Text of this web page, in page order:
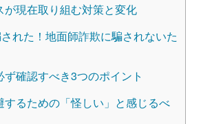
現在取り組む対策と変化
れた！地面師詐欺に騙されないた
ず確認すべき3つのポイント
るための「怪しい」と感じるべ